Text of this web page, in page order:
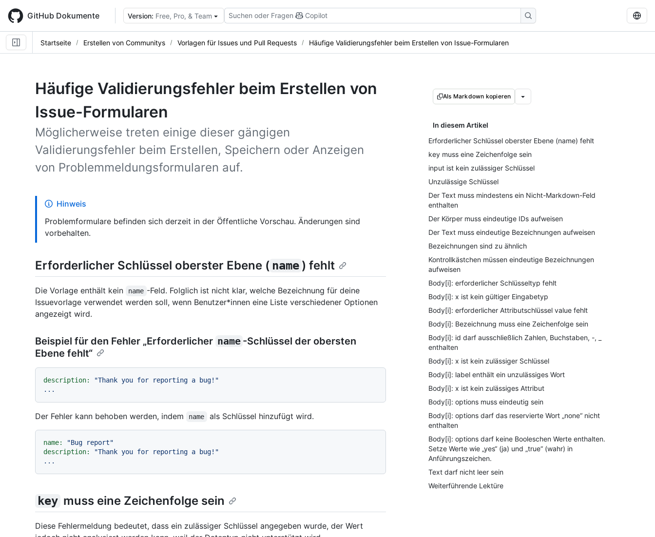
main
content
GitHub Dokumente Version: Free, Pro, & Team Suchen oder Fragen Copilot
Startseite Erstellen von Communitys Vorlagen für Issues und Pull Requests Häufige Validierungsfehler beim Erstellen von Issue-Formularen
Häufige Validierungsfehler beim Erstellen von
Issue-Formularen
Möglicherweise treten einige dieser gängigen
Validierungsfehler beim Erstellen, Speichern oder Anzeigen
von Problemmeldungsformularen auf.
Als Markdown kopieren
In diesem Artikel
Erforderlicher Schlüssel oberster Ebene (name) fehlt
key muss eine Zeichenfolge sein
input ist kein zulässiger Schlüssel
Unzulässige Schlüssel
Der Text muss mindestens ein Nicht-Markdown-Feld
enthalten
Der Körper muss eindeutige IDs aufweisen
Der Text muss eindeutige Bezeichnungen aufweisen
Bezeichnungen sind zu ähnlich
Kontrollkästchen müssen eindeutige Bezeichnungen
aufweisen
Body[i]: erforderlicher Schlüsseltyp fehlt
Body[i]: x ist kein gültiger Eingabetyp
Body[i]: erforderlicher Attributschlüssel value fehlt
Body[i]: Bezeichnung muss eine Zeichenfolge sein
Body[i]: id darf ausschließlich Zahlen, Buchstaben, -, _
enthalten
Body[i]: x ist kein zulässiger Schlüssel
Body[i]: label enthält ein unzulässiges Wort
Body[i]: x ist kein zulässiges Attribut
Body[i]: options muss eindeutig sein
Body[i]: options darf das reservierte Wort „none“ nicht
enthalten
Body[i]: options darf keine Booleschen Werte enthalten.
Setze Werte wie „yes“ (ja) und „true“ (wahr) in
Anführungszeichen.
Text darf nicht leer sein
Weiterführende Lektüre
Hinweis
Problemformulare befinden sich derzeit in der Öffentliche Vorschau. Änderungen sind
vorbehalten.
Erforderlicher Schlüssel oberster Ebene ( name ) fehlt
Die Vorlage enthält kein name -Feld. Folglich ist nicht klar, welche Bezeichnung für deine
Issuevorlage verwendet werden soll, wenn Benutzer*innen eine Liste verschiedener Optionen
angezeigt wird.
Beispiel für den Fehler „Erforderlicher name -Schlüssel der obersten
Ebene fehlt“
description:
"Thank you for reporting a bug!"
...
Der Fehler kann behoben werden, indem name als Schlüssel hinzufügt wird.
name:
"Bug report"
description:
"Thank you for reporting a bug!"
...
key muss eine Zeichenfolge sein
Diese Fehlermeldung bedeutet, dass ein zulässiger Schlüssel angegeben wurde, der Wert